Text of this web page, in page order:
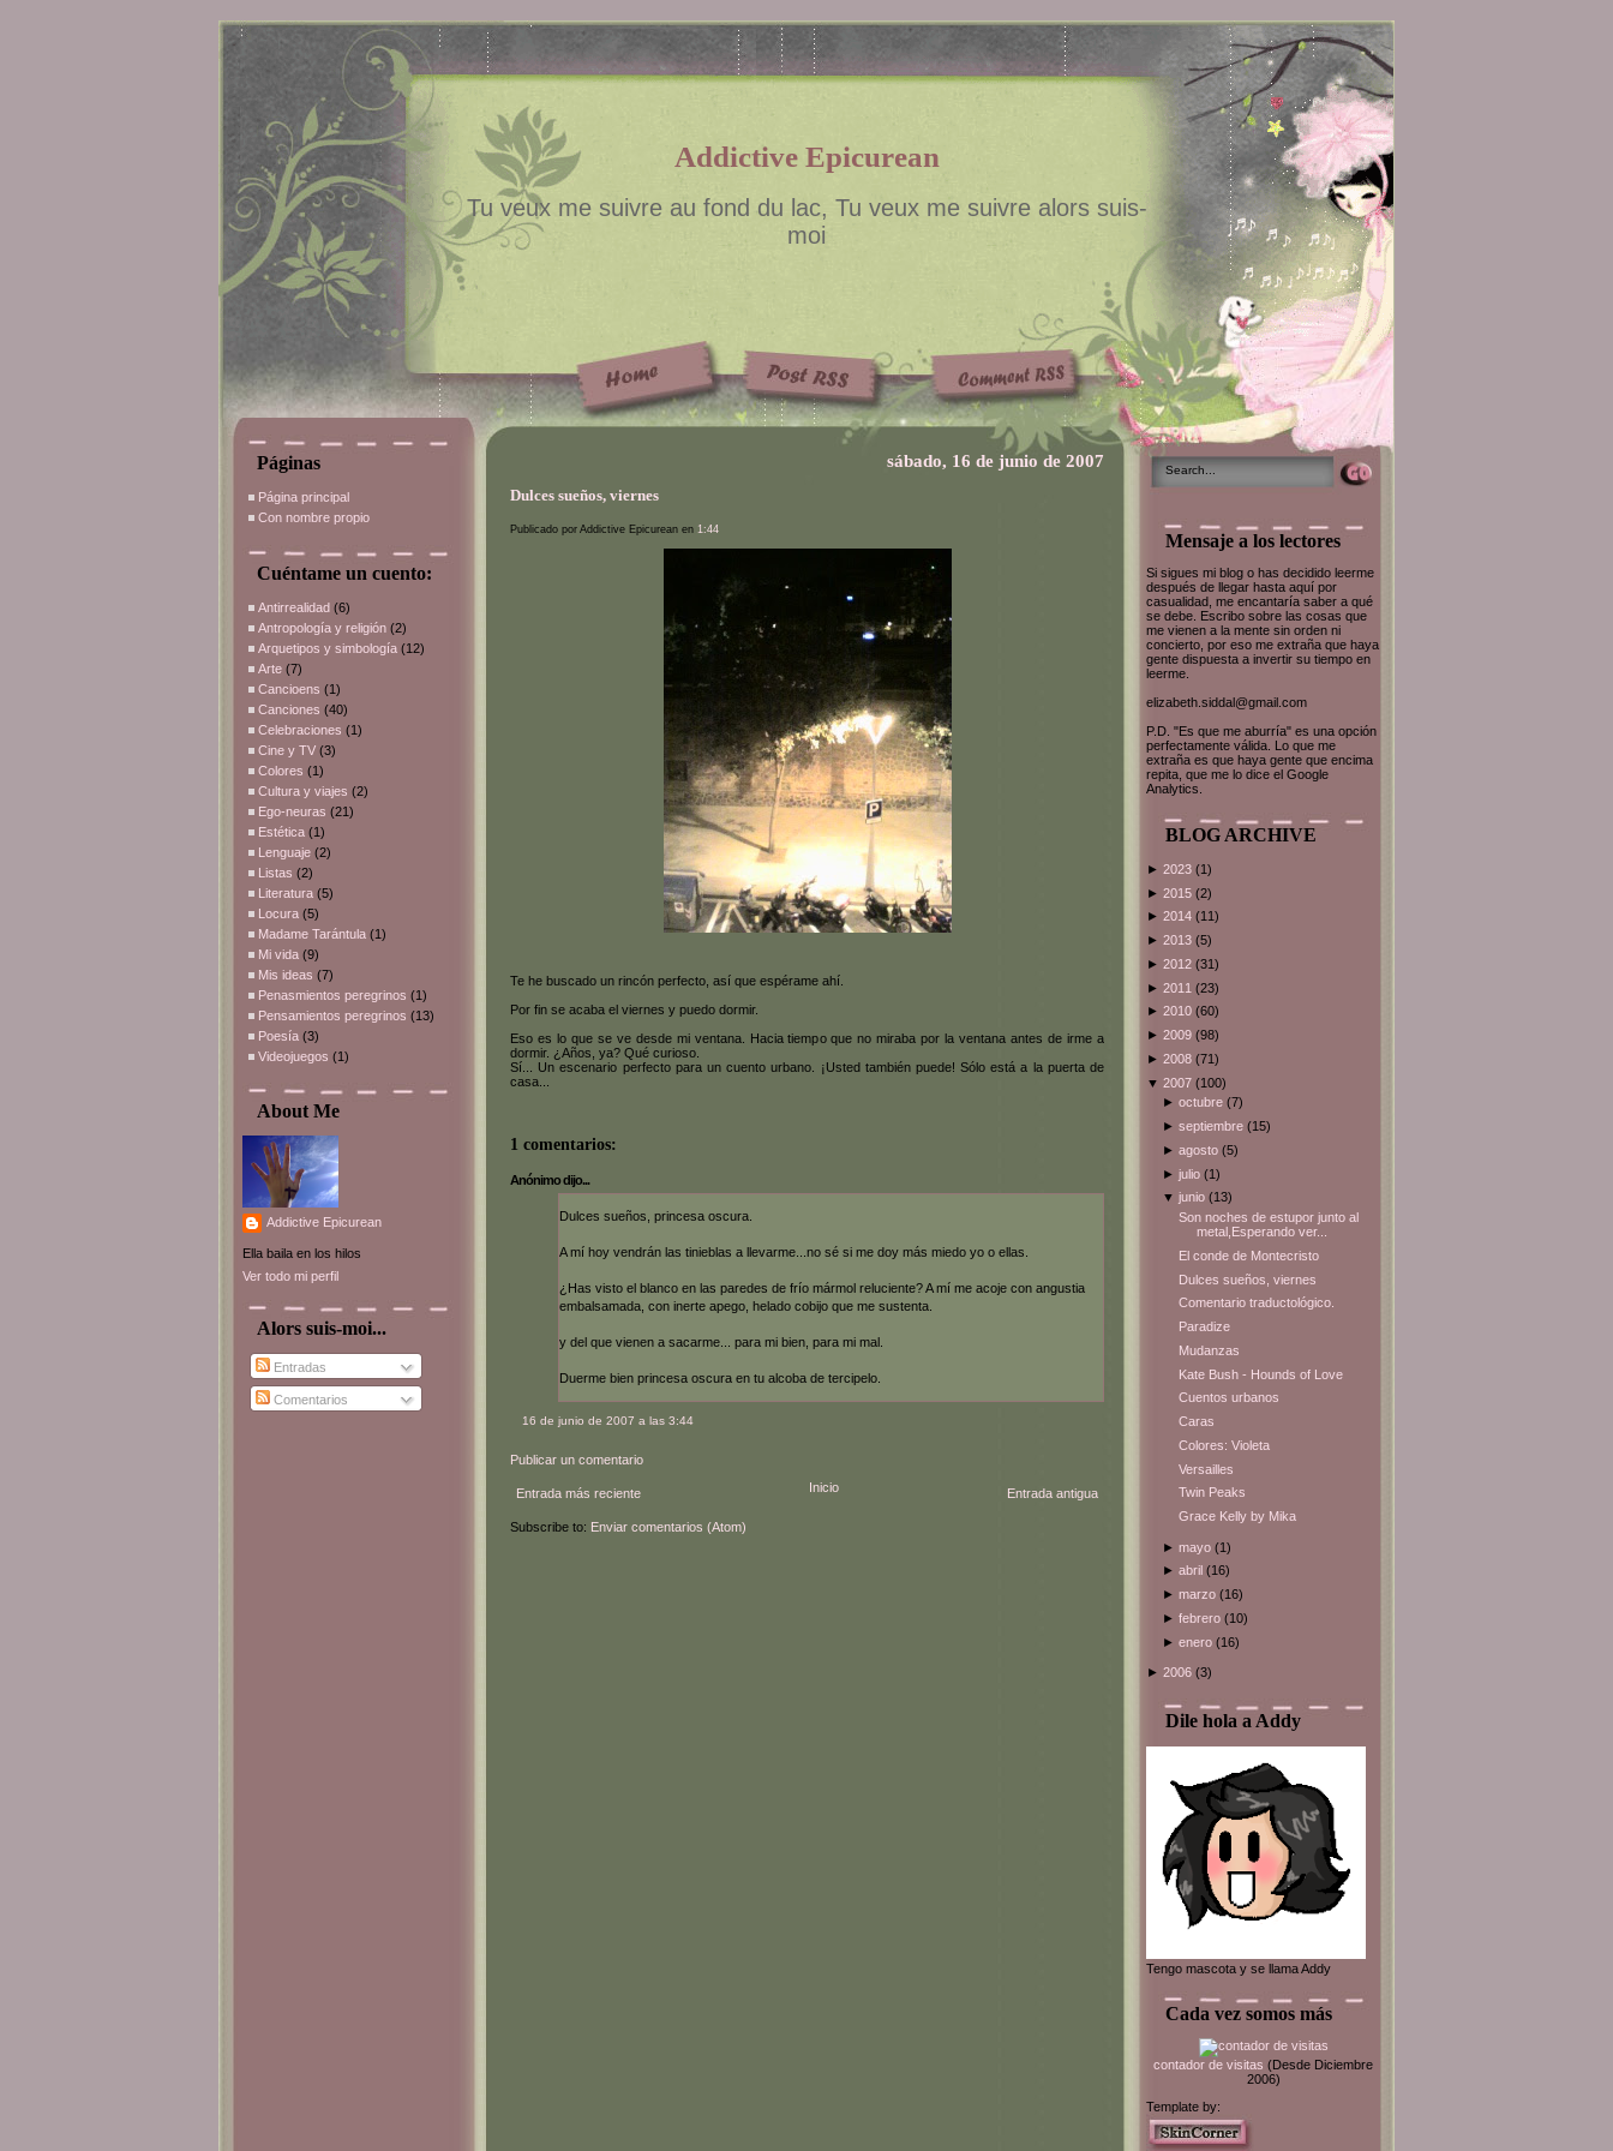
Addictive Epicurean
Tu veux me suivre au fond du lac, Tu veux me suivre alors suis-
moi
Páginas
Página principal
Con nombre propio
Cuéntame un cuento:
Antirrealidad (6)
Antropología y religión (2)
Arquetipos y simbología (12)
Arte (7)
Cancioens (1)
Canciones (40)
Celebraciones (1)
Cine y TV (3)
Colores (1)
Cultura y viajes (2)
Ego-neuras (21)
Estética (1)
Lenguaje (2)
Listas (2)
Literatura (5)
Locura (5)
Madame Tarántula (1)
Mi vida (9)
Mis ideas (7)
Penasmientos peregrinos (1)
Pensamientos peregrinos (13)
Poesía (3)
Videojuegos (1)
About Me
Addictive Epicurean
Ella baila en los hilos
Ver todo mi perfil
Alors suis-moi...
Entradas
Comentarios
sábado, 16 de junio de 2007
Dulces sueños, viernes
Publicado por Addictive Epicurean en 1:44
Te he buscado un rincón perfecto, así que espérame ahí.
Por fin se acaba el viernes y puedo dormir.
Eso es lo que se ve desde mi ventana. Hacia tiempo que no miraba por la ventana antes de irme a
dormir. ¿Años, ya? Qué curioso.
Sí... Un escenario perfecto para un cuento urbano. ¡Usted también puede! Sólo está a la puerta de
casa...
1 comentarios:
Anónimo dijo...
Dulces sueños, princesa oscura.
A mí hoy vendrán las tinieblas a llevarme...no sé si me doy más miedo yo o ellas.
¿Has visto el blanco en las paredes de frío mármol reluciente? A mí me acoje con angustia
embalsamada, con inerte apego, helado cobijo que me sustenta.
y del que vienen a sacarme... para mi bien, para mi mal.
Duerme bien princesa oscura en tu alcoba de tercipelo.
16 de junio de 2007 a las 3:44
Publicar un comentario
Entrada más reciente Entrada antigua
Inicio
Subscribe to: Enviar comentarios (Atom)
Mensaje a los lectores
Si sigues mi blog o has decidido leerme
después de llegar hasta aquí por
casualidad, me encantaría saber a qué
se debe. Escribo sobre las cosas que
me vienen a la mente sin orden ni
concierto, por eso me extraña que haya
gente dispuesta a invertir su tiempo en
leerme.
elizabeth.siddal@gmail.com
P.D. "Es que me aburría" es una opción
perfectamente válida. Lo que me
extraña es que haya gente que encima
repita, que me lo dice el Google
Analytics.
BLOG ARCHIVE
► 2023 (1)
► 2015 (2)
► 2014 (11)
► 2013 (5)
► 2012 (31)
► 2011 (23)
► 2010 (60)
► 2009 (98)
► 2008 (71)
▼ 2007 (100)
►octubre(7)
►septiembre(15)
►agosto(5)
►julio(1)
▼junio(13)
Son noches de estupor junto al
metal,Esperando ver...
El conde de Montecristo
Dulces sueños, viernes
Comentario traductológico.
Paradize
Mudanzas
Kate Bush - Hounds of Love
Cuentos urbanos
Caras
Colores: Violeta
Versailles
Twin Peaks
Grace Kelly by Mika
►mayo(1)
►abril(16)
►marzo(16)
►febrero(10)
►enero(16)
► 2006 (3)
Dile hola a Addy
Tengo mascota y se llama Addy
Cada vez somos más
contador de visitas (Desde Diciembre
2006)
Template by: